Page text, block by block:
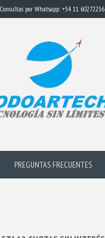
Consultas por Whatsapp: +54 11 60272256
PREGUNTAS FRECUENTES